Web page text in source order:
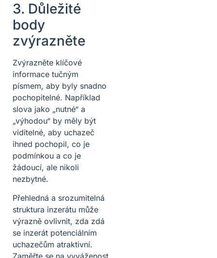
3. Důležité
body
zvýrazněte
Zvýrazněte klíčové
informace tučným
písmem, aby byly snadno
pochopitelné. Například
slova jako „nutné“ a
„výhodou“ by měly být
viditelné, aby uchazeč
ihned pochopil, co je
podmínkou a co je
žádoucí, ale nikoli
nezbytné.
Přehledná a srozumitelná
struktura inzerátu může
výrazně ovlivnit, zda zdá
se inzerát potenciálním
uchazečům atraktivní.
Zaměřte se na vyváženost